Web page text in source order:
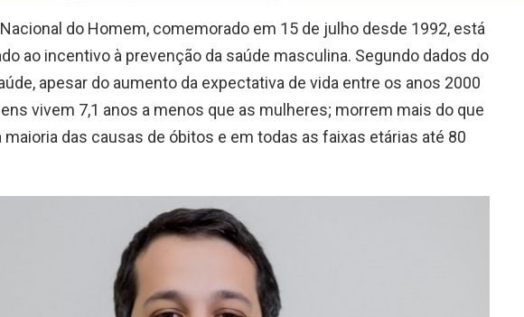
Nacional do Homem, comemorado em 15 de julho desde 1992, está
ao incentivo à prevenção da saúde masculina. Segundo dados do
apesar do aumento da expectativa de vida entre os anos 2000
vivem 7,1 anos a menos que as mulheres; morrem mais do que
maioria das causas de óbitos e em todas as faixas etárias até 80